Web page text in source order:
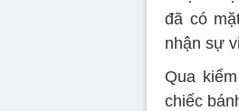
đã có
nhận sự
Qua
chiếc